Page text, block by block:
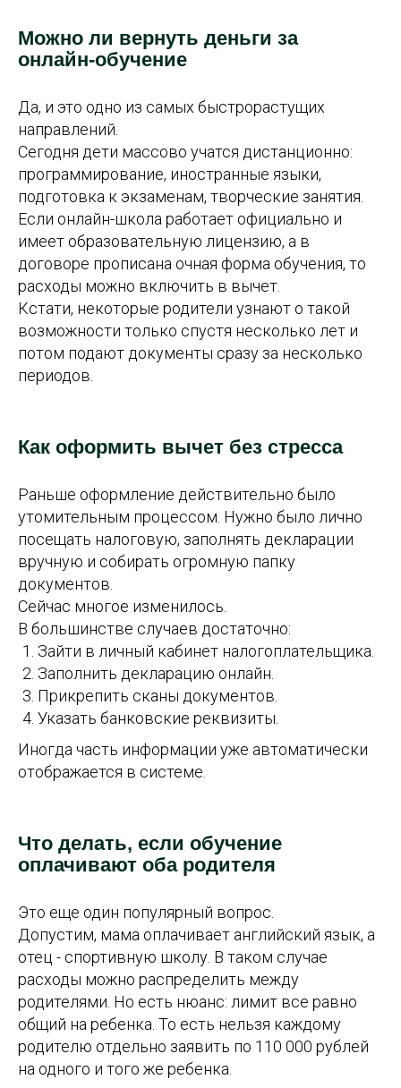
Можно ли вернуть деньги за
онлайн-обучение
Да, и это одно из самых быстрорастущих
направлений.
Сегодня дети массово учатся дистанционно:
программирование, иностранные языки,
подготовка к экзаменам, творческие занятия.
Если онлайн-школа работает официально и
имеет образовательную лицензию, а в
договоре прописана очная форма обучения, то
расходы можно включить в вычет.
Кстати, некоторые родители узнают о такой
возможности только спустя несколько лет и
потом подают документы сразу за несколько
периодов.
Как оформить вычет без стресса
Раньше оформление действительно было
утомительным процессом. Нужно было лично
посещать налоговую, заполнять декларации
вручную и собирать огромную папку
документов.
Сейчас многое изменилось.
В большинстве случаев достаточно:
Зайти в личный кабинет налогоплательщика.
Заполнить декларацию онлайн.
Прикрепить сканы документов.
Указать банковские реквизиты.
Иногда часть информации уже автоматически
отображается в системе.
Что делать, если обучение
оплачивают оба родителя
Это еще один популярный вопрос.
Допустим, мама оплачивает английский язык, а
отец - спортивную школу. В таком случае
расходы можно распределить между
родителями. Но есть нюанс: лимит все равно
общий на ребенка. То есть нельзя каждому
родителю отдельно заявить по 110 000 рублей
на одного и того же ребенка.